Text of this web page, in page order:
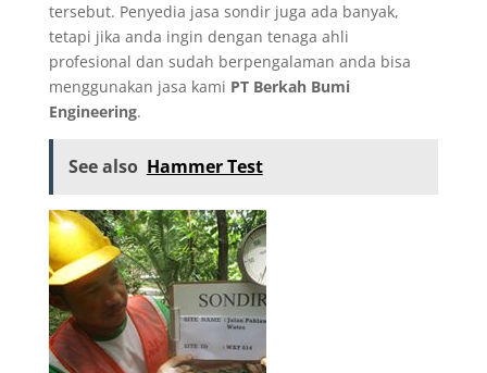
tersebut. Penyedia jasa sondir juga ada banyak,
tetapi jika anda ingin dengan tenaga ahli
profesional dan sudah berpengalaman anda bisa
menggunakan jasa kami PT Berkah Bumi
Engineering.
See also Hammer Test